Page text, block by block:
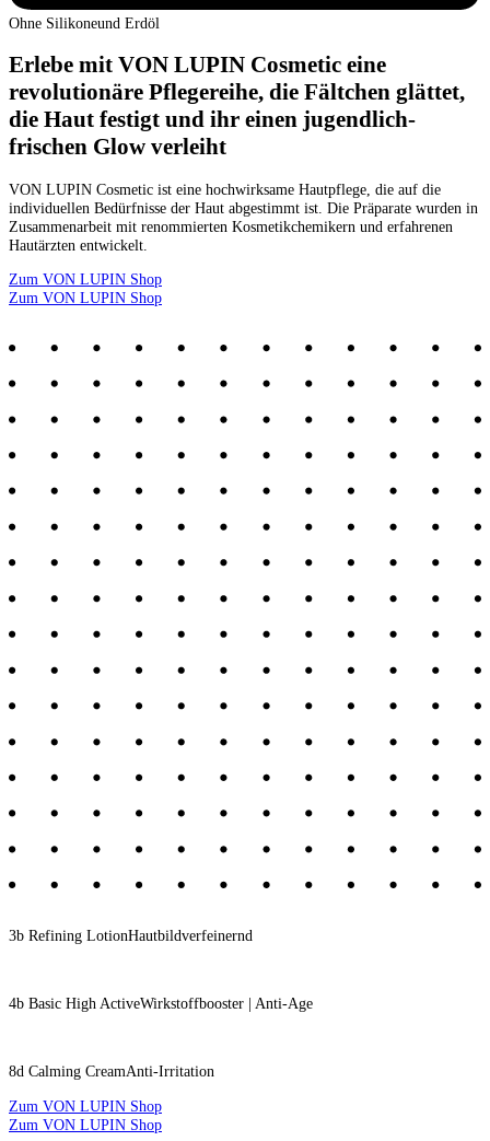
Ohne Silikoneund Erdöl
Erlebe mit VON LUPIN Cosmetic eine
revolutionäre Pflegereihe, die Fältchen glättet,
die Haut festigt und ihr einen jugendlich-
frischen Glow verleiht
VON LUPIN Cosmetic ist eine hochwirksame Hautpflege, die auf die
individuellen Bedürfnisse der Haut abgestimmt ist. Die Präparate wurden in
Zusammenarbeit mit renommierten Kosmetikchemikern und erfahrenen
Hautärzten entwickelt.
Zum VON LUPIN Shop
Zum VON LUPIN Shop
3b Refining LotionHautbildverfeinernd
4b Basic High ActiveWirkstoffbooster | Anti-Age
8d Calming CreamAnti-Irritation
Zum VON LUPIN Shop
Zum VON LUPIN Shop